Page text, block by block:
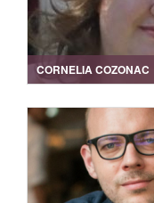
CORNELIA COZONAC